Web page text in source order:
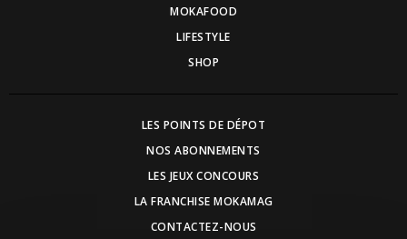
MOKAFOOD
LIFESTYLE
SHOP
LES POINTS DE DÉPOT
NOS ABONNEMENTS
LES JEUX CONCOURS
LA FRANCHISE MOKAMAG
CONTACTEZ-NOUS